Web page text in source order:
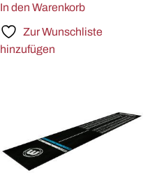
In den Warenkorb
Zur Wunschliste
hinzufügen